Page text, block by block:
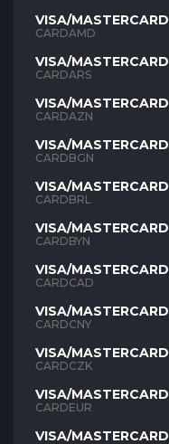
VISA/MASTERCARD
AMD
CARDAMD
VISA/MASTERCARD
ARS
CARDARS
VISA/MASTERCARD
AZN
CARDAZN
VISA/MASTERCARD
BGN
CARDBGN
VISA/MASTERCARD
BRL
CARDBRL
VISA/MASTERCARD
BYN
CARDBYN
VISA/MASTERCARD
CAD
CARDCAD
VISA/MASTERCARD
CNY
CARDCNY
VISA/MASTERCARD
CZK
CARDCZK
VISA/MASTERCARD
EUR
CARDEUR
VISA/MASTERCARD